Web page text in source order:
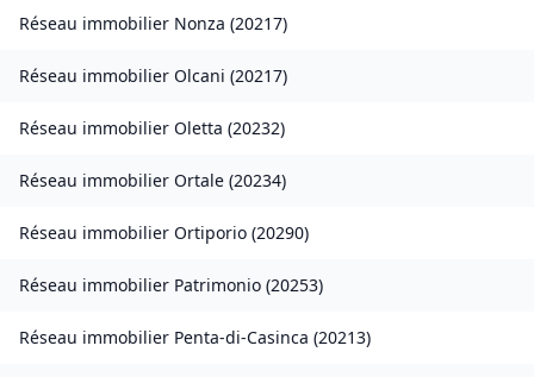
Réseau immobilier Nonza (20217)
Réseau immobilier Olcani (20217)
Réseau immobilier Oletta (20232)
Réseau immobilier Ortale (20234)
Réseau immobilier Ortiporio (20290)
Réseau immobilier Patrimonio (20253)
Réseau immobilier Penta-di-Casinca (20213)